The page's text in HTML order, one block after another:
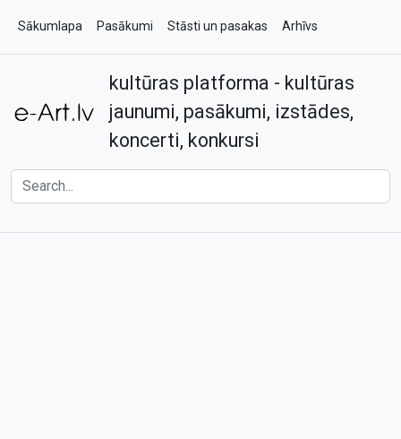
Sākumlapa Pasākumi Stāsti un pasakas Arhīvs
Kontakti
kultūras platforma - kultūras
jaunumi, pasākumi, izstādes,
koncerti, konkursi